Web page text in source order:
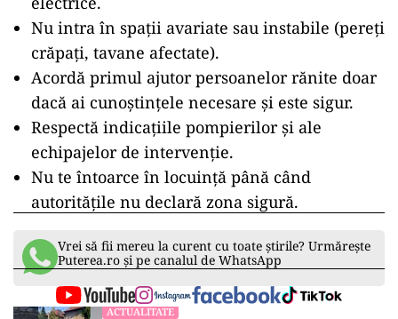
Nu intra în spații avariate sau instabile (pereți
crăpați, tavane afectate).
Acordă primul ajutor persoanelor rănite doar
dacă ai cunoștințele necesare și este sigur.
Respectă indicațiile pompierilor și ale
echipajelor de intervenție.
Nu te întoarce în locuință până când
autoritățile nu declară zona sigură.
Vrei să fii mereu la curent cu toate știrile? Urmărește
Puterea.ro și pe canalul de WhatsApp
ACTUALITATE